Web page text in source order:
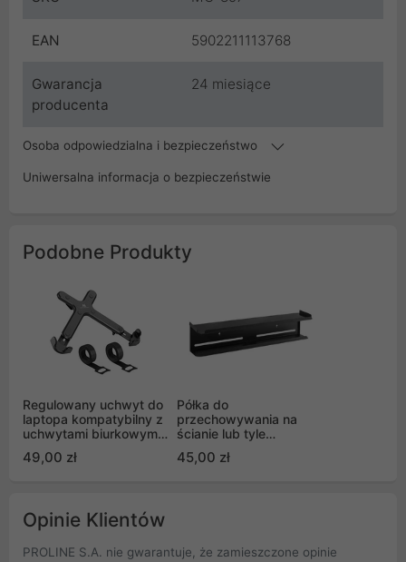
EAN 5902211113768
Gwarancja
producenta
24 miesiące
Osoba odpowiedzialna i bezpieczeństwo
Uniwersalna informacja o bezpieczeństwie
Podobne Produkty
Regulowany uchwyt do
laptopa kompatybilny z
uchwytami biurkowymi
Maclean, do pracy
stojąco siedzącej, 11-
49,00 zł
Półka do
przechowywania na
ścianie lub tyle
telewizora Maclean,
max 2kg, MC-904
45,00 zł
Opinie Klientów
PROLINE S.A. nie gwarantuje, że zamieszczone opinie